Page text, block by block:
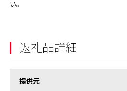
い。
返礼品詳細
提供元